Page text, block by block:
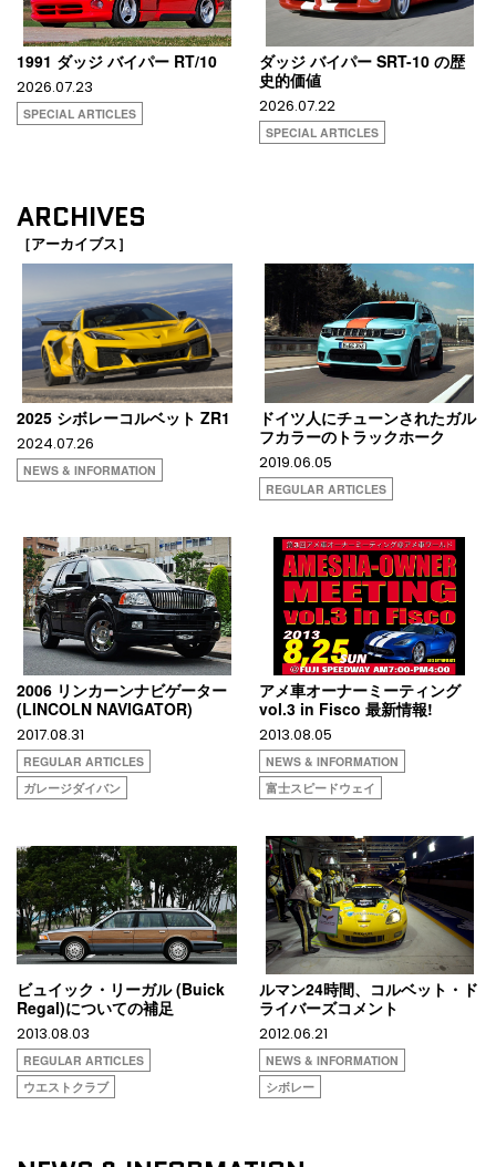
1991 ダッジ バイパー RT/10
2026.07.23
SPECIAL ARTICLES
ダッジ バイパー SRT-10 の歴
史的価値
2026.07.22
SPECIAL ARTICLES
ARCHIVES
［アーカイブス］
2025 シボレーコルベット ZR1
2024.07.26
NEWS & INFORMATION
ドイツ人にチューンされたガル
フカラーのトラックホーク
2019.06.05
REGULAR ARTICLES
2006 リンカーンナビゲーター
(LINCOLN NAVIGATOR)
2017.08.31
REGULAR ARTICLES
ガレージダイバン
アメ車オーナーミーティング
vol.3 in Fisco 最新情報!
2013.08.05
NEWS & INFORMATION
富士スピードウェイ
ビュイック・リーガル (Buick
Regal)についての補足
2013.08.03
REGULAR ARTICLES
ウエストクラブ
ルマン24時間、コルベット・ド
ライバーズコメント
2012.06.21
NEWS & INFORMATION
シボレー